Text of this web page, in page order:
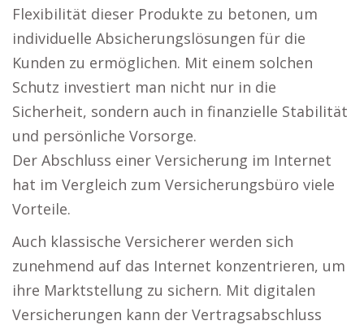
Flexibilität dieser Produkte zu betonen, um
individuelle Absicherungslösungen für die
Kunden zu ermöglichen. Mit einem solchen
Schutz investiert man nicht nur in die
Sicherheit, sondern auch in finanzielle Stabilität
und persönliche Vorsorge.
Der Abschluss einer Versicherung im Internet
hat im Vergleich zum Versicherungsbüro viele
Vorteile.
Auch klassische Versicherer werden sich
zunehmend auf das Internet konzentrieren, um
ihre Marktstellung zu sichern. Mit digitalen
Versicherungen kann der Vertragsabschluss